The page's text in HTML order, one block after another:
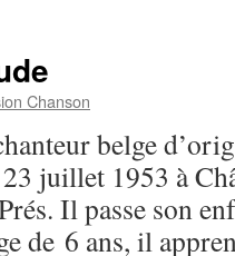
Chanson
belge
juillet 1953 à
Il passe son
de 6 ans, il